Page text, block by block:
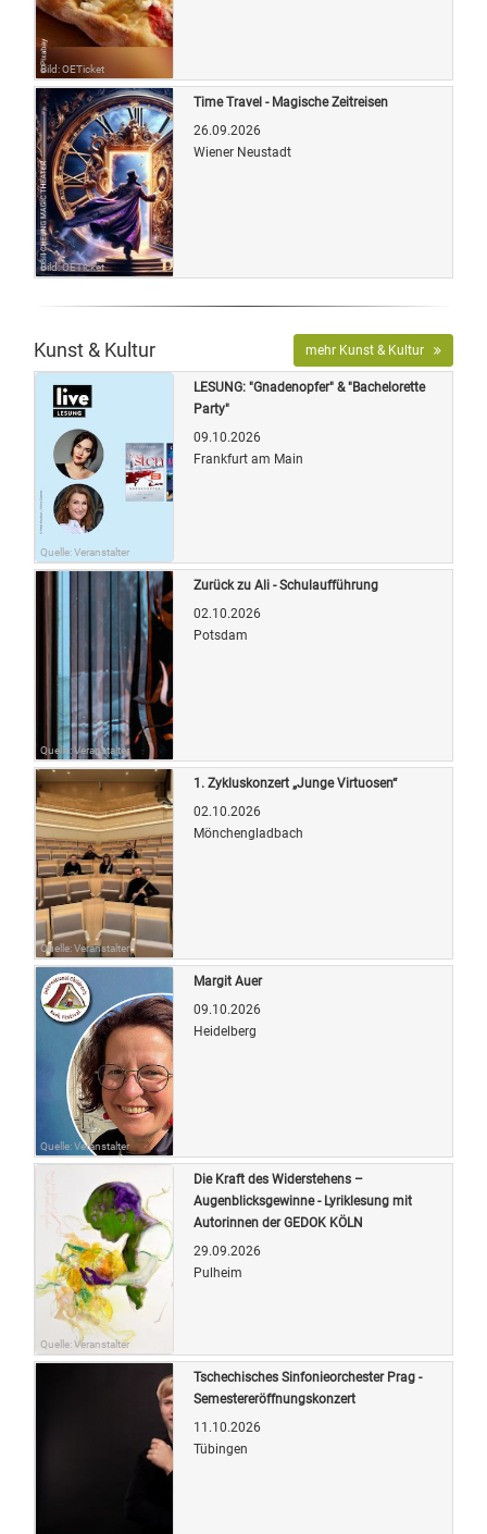
Bild: OETicket
Bild: OETicket
Time Travel - Magische Zeitreisen
26.09.2026
Wiener Neustadt
Kunst & Kultur mehr Kunst & Kultur
Quelle: Veranstalter
LESUNG: "Gnadenopfer" & "Bachelorette
Party"
09.10.2026
Frankfurt am Main
Quelle: Veranstalter
Zurück zu Ali - Schulaufführung
02.10.2026
Potsdam
Quelle: Veranstalter
1. Zykluskonzert „Junge Virtuosen“
02.10.2026
Mönchengladbach
Quelle: Veranstalter
Margit Auer
09.10.2026
Heidelberg
Quelle: Veranstalter
Die Kraft des Widerstehens –
Augenblicksgewinne - Lyriklesung mit
Autorinnen der GEDOK KÖLN
29.09.2026
Pulheim
Tschechisches Sinfonieorchester Prag -
Semestereröffnungskonzert
11.10.2026
Tübingen